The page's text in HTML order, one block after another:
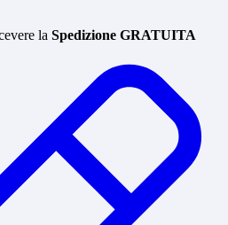
la Spedizione GRATUITA